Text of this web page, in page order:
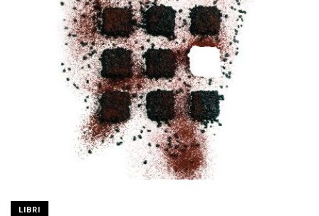
LIBRI